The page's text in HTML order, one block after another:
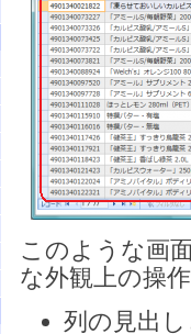
このような画
な外観上の操
列の見出